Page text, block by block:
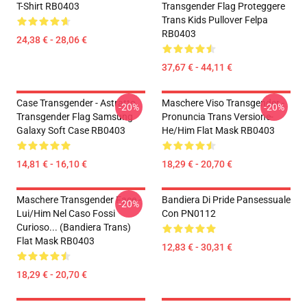
T-Shirt RB0403
24,38 € - 28,06 €
Transgender Flag Proteggere
Trans Kids Pullover Felpa
RB0403
37,67 € - 44,11 €
Case Transgender - Astratto
Transgender Flag Samsung
Galaxy Soft Case RB0403
14,81 € - 16,10 €
-20%
Maschere Viso Transgender -
Pronuncia Trans Versione-
He/him Flat Mask RB0403
18,29 € - 20,70 €
-20%
Maschere Transgender Face -
Lui/Him Nel Caso Fossi
Curioso... (bandiera Trans)
Flat Mask RB0403
18,29 € - 20,70 €
-20%
Bandiera Di Pride Pansessuale
Con PN0112
12,83 € - 30,31 €